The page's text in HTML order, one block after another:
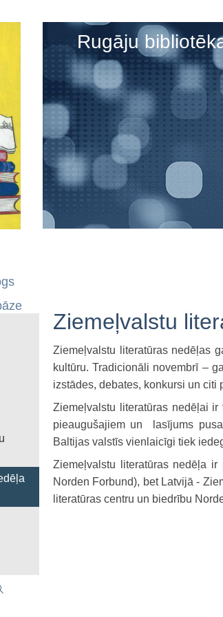
Rugāju
Ziemeļvalstu
Ziemeļvalstu literatūras nedēļas
kultūru. Tradicionāli novembrī –
izstādes, debates, konkursi un citi
Ziemeļvalstu literatūras nedēļai
pieaugušajiem un lasījums
Baltijas valstīs vienlaicīgi tiek
Ziemeļvalstu literatūras nedēļa
Norden Forbund), bet Latvijā -
literatūras centru un biedrību